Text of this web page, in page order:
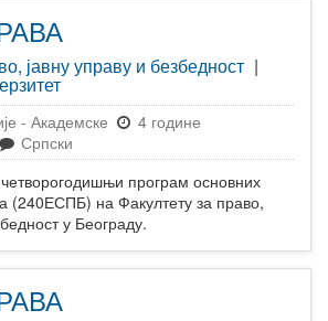
јавну управу и безбедност |
- Академске
4 године
Српски
програм основних
(240ЕСПБ) на Факултету за право,
у Београду.